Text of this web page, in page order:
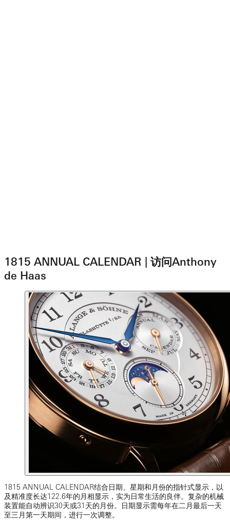
1815 ANNUAL CALENDAR | 访问Anthony
de Haas
1815 ANNUAL CALENDAR结合日期、星期和月份的指针式显示，以
及精准度长达122.6年的月相显示，实为日常生活的良伴。复杂的机械
装置能自动辨识30天或31天的月份。日期显示需每年在二月最后一天
至三月第一天期间，进行一次调整。